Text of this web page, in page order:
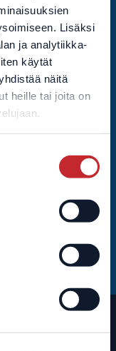
Lisäksi
ja analytiikka-
käytät
näitä
heille tai joita on
tuulista!
palveluihin.
vinkkejä ja
uutiskirjeen
usein, ja voit